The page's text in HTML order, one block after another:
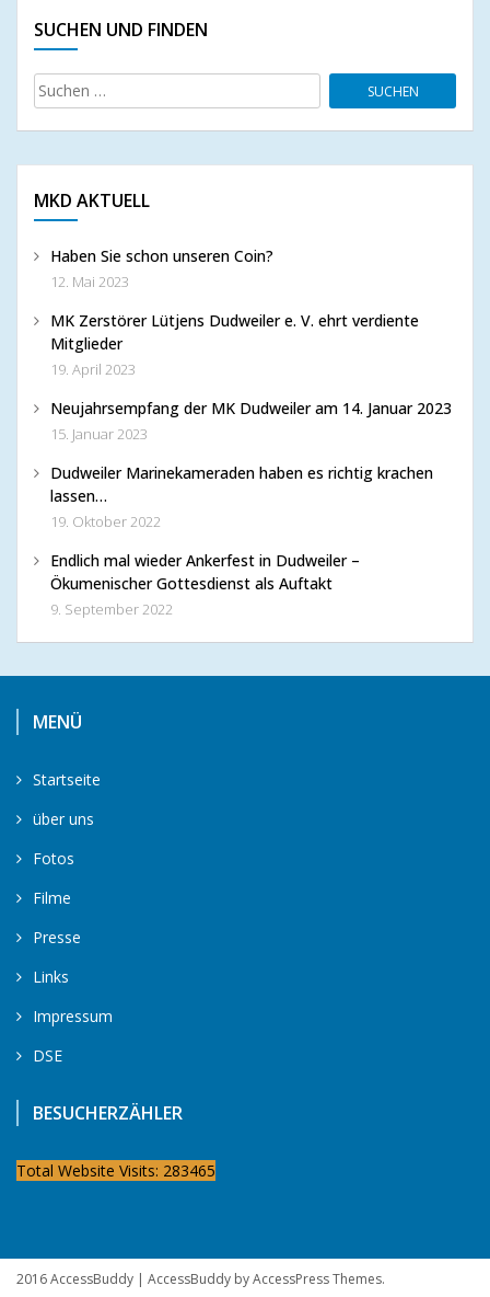
SUCHEN UND FINDEN
Suchen
nach:
MKD AKTUELL
Haben Sie schon unseren Coin?
12. Mai 2023
MK Zerstörer Lütjens Dudweiler e. V. ehrt verdiente
Mitglieder
19. April 2023
Neujahrsempfang der MK Dudweiler am 14. Januar 2023
15. Januar 2023
Dudweiler Marinekameraden haben es richtig krachen
lassen…
19. Oktober 2022
Endlich mal wieder Ankerfest in Dudweiler –
Ökumenischer Gottesdienst als Auftakt
9. September 2022
MENÜ
Startseite
über uns
Fotos
Filme
Presse
Links
Impressum
DSE
BESUCHERZÄHLER
Total Website Visits: 283465
2016 AccessBuddy | AccessBuddy byAccessPress Themes.